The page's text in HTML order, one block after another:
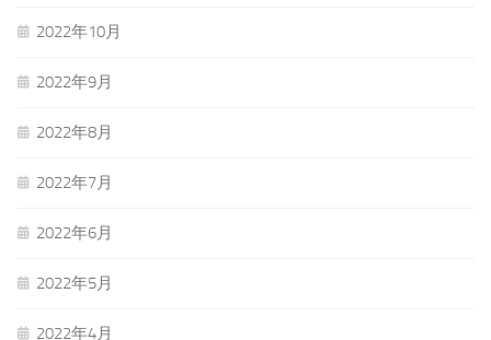
2022年10月
2022年9月
2022年8月
2022年7月
2022年6月
2022年5月
2022年4月